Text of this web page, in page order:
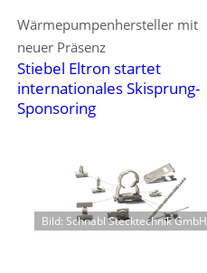
Wärmepumpenhersteller mit
neuer Präsenz
Stiebel Eltron startet
internationales Skisprung-
Sponsoring
Bild: Schnabl Stecktechnik GmbH